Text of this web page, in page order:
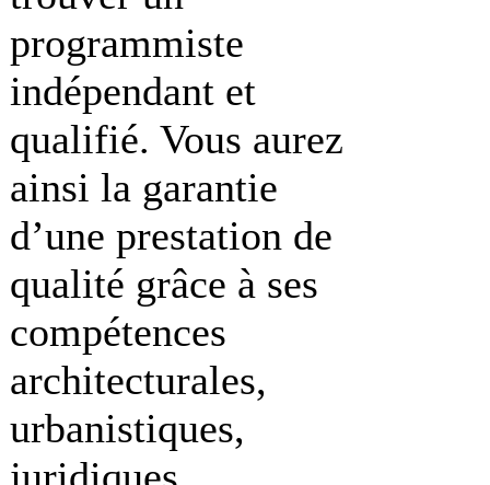
programmiste
indépendant et
qualifié. Vous aurez
ainsi la garantie
d’une prestation de
qualité grâce à ses
compétences
architecturales,
urbanistiques,
juridiques,